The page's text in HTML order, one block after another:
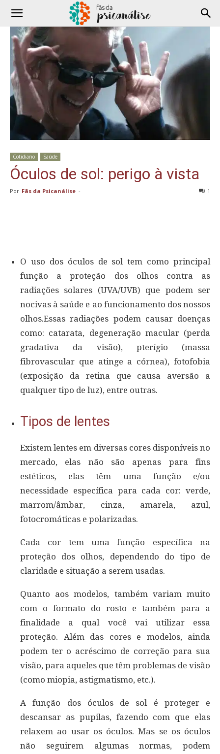
Cotidiano Saúde
Óculos de sol: perigo à vista
Por Fãs da Psicanálise - 1
O uso dos óculos de sol tem como principal
função a proteção dos olhos contra as
radiações solares (UVA/UVB) que podem ser
nocivas à saúde e ao funcionamento dos nossos
olhos.Essas radiações podem causar doenças
como: catarata, degeneração macular (perda
gradativa da visão), pterígio (massa
fibrovascular que atinge a córnea), fotofobia
(exposição da retina que causa aversão a
qualquer tipo de luz), entre outras.
Tipos de lentes
Existem lentes em diversas cores disponíveis no
mercado, elas não são apenas para fins
estéticos, elas têm uma função e/ou
necessidade específica para cada cor: verde,
marrom/âmbar, cinza, amarela, azul,
fotocromáticas e polarizadas.
Cada cor tem uma função específica na
proteção dos olhos, dependendo do tipo de
claridade e situação a serem usadas.
Quanto aos modelos, também variam muito
com o formato do rosto e também para a
finalidade a qual você vai utilizar essa
proteção. Além das cores e modelos, ainda
podem ter o acréscimo de correção para sua
visão, para aqueles que têm problemas de visão
(como miopia, astigmatismo, etc.).
A função dos óculos de sol é proteger e
descansar as pupilas, fazendo com que elas
relaxem ao usar os óculos. Mas se os óculos
não seguirem algumas normas, podem